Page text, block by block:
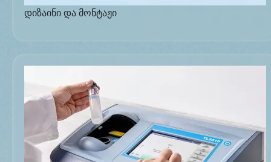
დიზაინი და მონტაჟი